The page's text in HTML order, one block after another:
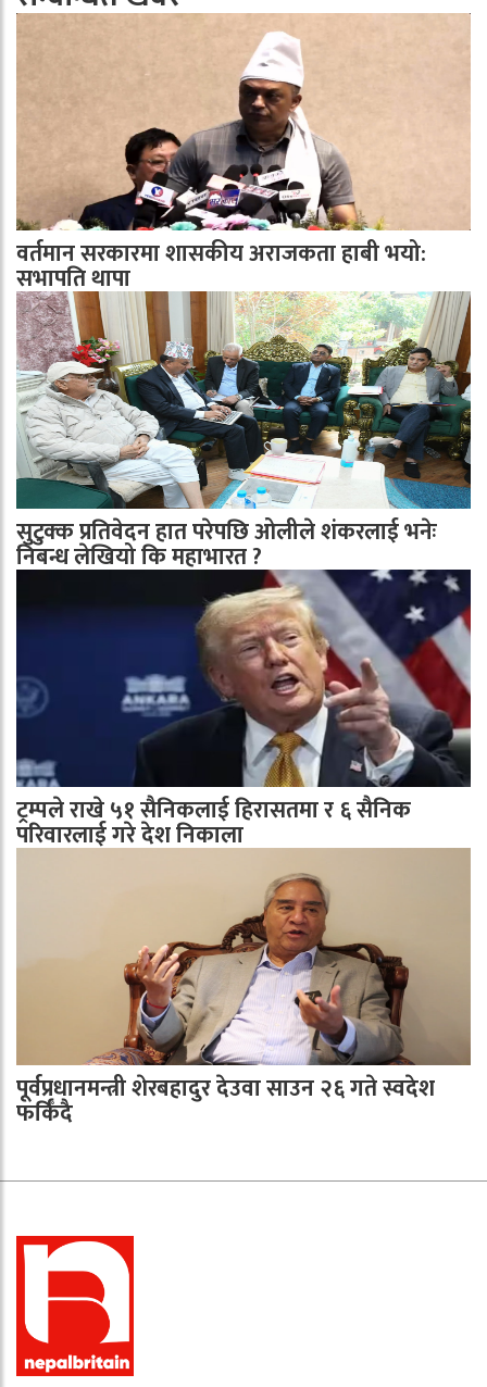
वर्तमान सरकारमा शासकीय अराजकता हाबी भयो:
सभापति थापा
सुटुक्क प्रतिवेदन हात परेपछि ओलीले शंकरलाई भनेः
निबन्ध लेखियो कि महाभारत ?
ट्रम्पले राखे ५१ सैनिकलाई हिरासतमा र ६ सैनिक
परिवारलाई गरे देश निकाला
पूर्वप्रधानमन्त्री शेरबहादुर देउवा साउन २६ गते स्वदेश
फर्किँदै